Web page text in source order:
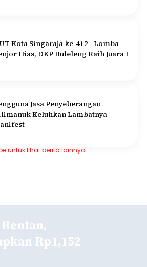
Kota Singaraja ke-412 - Lomba
Hias, DKP Buleleng Raih Juara I
Jasa Penyeberangan
Keluhkan Lambatnya
untuk lihat berita lainnya
Rp1,152